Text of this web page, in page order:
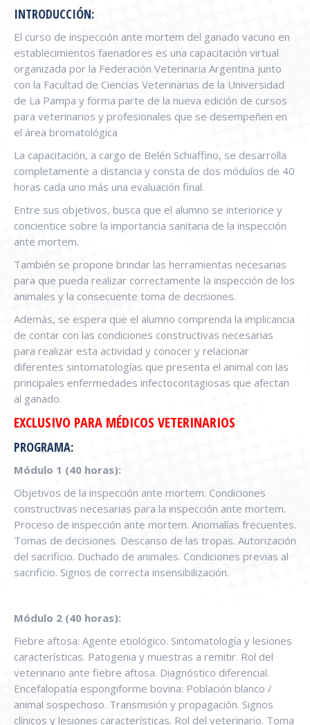
INTRODUCCIÓN:
El curso de inspección ante mortem del ganado vacuno en
establecimientos faenadores es una capacitación virtual
organizada por la Federación Veterinaria Argentina junto
con la Facultad de Ciencias Veterinarias de la Universidad
de La Pampa y forma parte de la nueva edición de cursos
para veterinarios y profesionales que se desempeñen en
el área bromatológica
La capacitación, a cargo de Belén Schiaffino, se desarrolla
completamente a distancia y consta de dos módulos de 40
horas cada uno más una evaluación final.
Entre sus objetivos, busca que el alumno se interiorice y
concientice sobre la importancia sanitaria de la inspección
ante mortem.
También se propone brindar las herramientas necesarias
para que pueda realizar correctamente la inspección de los
animales y la consecuente toma de decisiones.
Además, se espera que el alumno comprenda la implicancia
de contar con las condiciones constructivas necesarias
para realizar esta actividad y conocer y relacionar
diferentes sintomatologías que presenta el animal con las
principales enfermedades infectocontagiosas que afectan
al ganado.
EXCLUSIVO PARA MÉDICOS VETERINARIOS
PROGRAMA:
Módulo 1 (40 horas):
Objetivos de la inspección ante mortem. Condiciones
constructivas necesarias para la inspección ante mortem.
Proceso de inspección ante mortem. Anomalías frecuentes.
Tomas de decisiones. Descanso de las tropas. Autorización
del sacrificio. Duchado de animales. Condiciones previas al
sacrificio. Signos de correcta insensibilización.
Módulo 2 (40 horas):
Fiebre aftosa: Agente etiológico. Sintomatología y lesiones
características. Patogenia y muestras a remitir. Rol del
veterinario ante fiebre aftosa. Diagnóstico diferencial.
Encefalopatía espongiforme bovina: Población blanco /
animal sospechoso. Transmisión y propagación. Signos
clínicos y lesiones características. Rol del veterinario. Toma